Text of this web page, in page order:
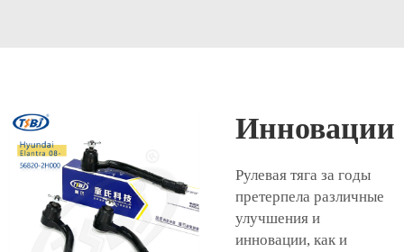
Инновации
Рулевая тяга за годы
претерпела различные
улучшения и
инновации, как и